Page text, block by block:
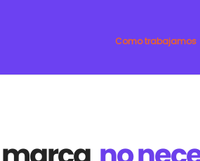
Como trabajamos